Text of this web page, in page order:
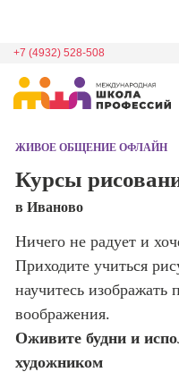
+7 (4932) 528-508
Школа дизайна
программирования
Школа психологии
Школа актерского
мастерства
ЖИВОЕ ОБЩЕНИЕ ОФЛАЙН
Курсы
в Иваново
Ничего не радует и
Приходите учиться
научитесь
воображения.
Оживите будни и
художником